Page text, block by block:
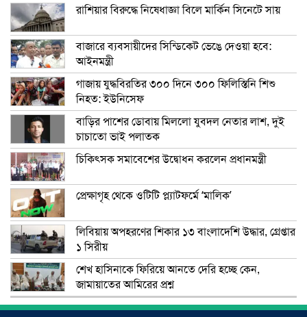
রাশিয়ার বিরুদ্ধে নিষেধাজ্ঞা বিলে মার্কিন সিনেটে সায়
বাজারে ব্যবসায়ীদের সিন্ডিকেট ভেঙে দেওয়া হবে:
আইনমন্ত্রী
গাজায় যুদ্ধবিরতির ৩০০ দিনে ৩০০ ফিলিস্তিনি শিশু
নিহত: ইউনিসেফ
বাড়ির পাশের ডোবায় মিললো যুবদল নেতার লাশ, দুই
চাচাতো ভাই পলাতক
চিকিৎসক সমাবেশের উদ্বোধন করলেন প্রধানমন্ত্রী
প্রেক্ষাগৃহ থেকে ওটিটি প্ল্যাটফর্মে ‘মালিক’
লিবিয়ায় অপহরণের শিকার ১৩ বাংলাদেশি উদ্ধার, গ্রেপ্তার
১ সিরীয়
শেখ হাসিনাকে ফিরিয়ে আনতে দেরি হচ্ছে কেন,
জামায়াতের আমিরের প্রশ্ন